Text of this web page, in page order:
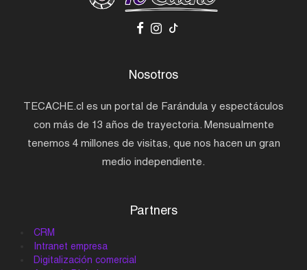
Nosotros
TECACHE.cl es un portal de Farándula y espectáculos
con más de 13 años de trayectoria. Mensualmente
tenemos 4 millones de visitas, que nos hacen un gran
medio independiente.
Partners
CRM
Intranet empresa
Digitalización comercial